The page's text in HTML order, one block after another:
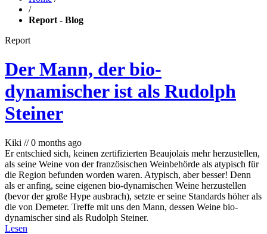
/
Report - Blog
Report
Der Mann, der bio-
dynamischer ist als Rudolph
Steiner
Kiki // 0 months ago
Er entschied sich, keinen zertifizierten Beaujolais mehr herzustellen,
als seine Weine von der französischen Weinbehörde als atypisch für
die Region befunden worden waren. Atypisch, aber besser! Denn
als er anfing, seine eigenen bio-dynamischen Weine herzustellen
(bevor der große Hype ausbrach), setzte er seine Standards höher als
die von Demeter. Treffe mit uns den Mann, dessen Weine bio-
dynamischer sind als Rudolph Steiner.
Lesen